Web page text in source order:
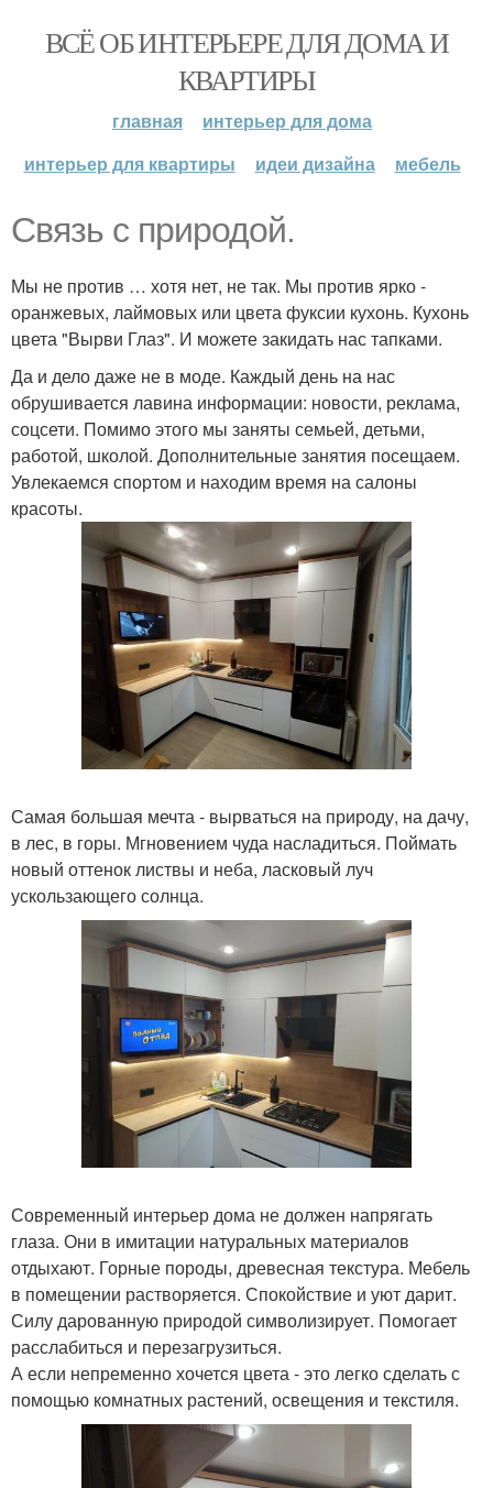
ВСЁ ОБ ИНТЕРЬЕРЕ ДЛЯ ДОМА И
КВАРТИРЫ
главная
интерьер для дома
интерьер для квартиры
идеи дизайна мебель
Связь с природой.
Мы не против … хотя нет, не так. Мы против ярко -
оранжевых, лаймовых или цвета фуксии кухонь. Кухонь
цвета "Вырви Глаз". И можете закидать нас тапками.
Да и дело даже не в моде. Каждый день на нас
обрушивается лавина информации: новости, реклама,
соцсети. Помимо этого мы заняты семьей, детьми,
работой, школой. Дополнительные занятия посещаем.
Увлекаемся спортом и находим время на салоны
красоты.
Самая большая мечта - вырваться на природу, на дачу,
в лес, в горы. Мгновением чуда насладиться. Поймать
новый оттенок листвы и неба, ласковый луч
ускользающего солнца.
Современный интерьер дома не должен напрягать
глаза. Они в имитации натуральных материалов
отдыхают. Горные породы, древесная текстура. Мебель
в помещении растворяется. Спокойствие и уют дарит.
Силу дарованную природой символизирует. Помогает
расслабиться и перезагрузиться.
А если непременно хочется цвета - это легко сделать с
помощью комнатных растений, освещения и текстиля.